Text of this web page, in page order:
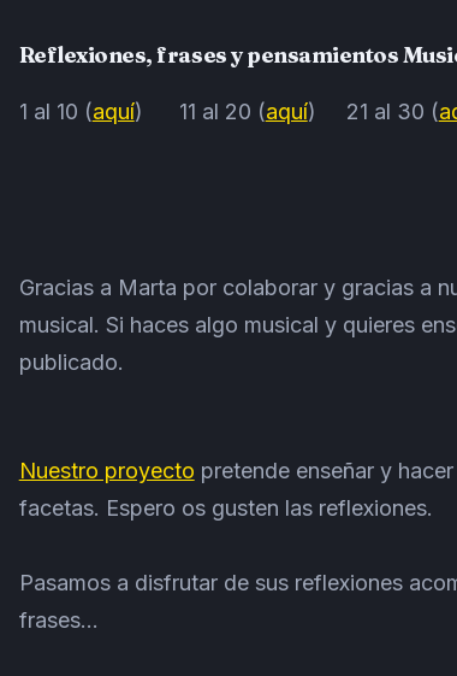
Reflexiones, frases y pensamientos
1 al 10 (aquí) 11 al 20 (aquí) 21 al 30 (
Gracias a Marta por colaborar y gracias a
musical. Si haces algo musical y quieres
publicado.
Nuestro proyecto pretende enseñar y
facetas. Espero os gusten las reflexiones.
Pasamos a disfrutar de sus reflexiones
frases...